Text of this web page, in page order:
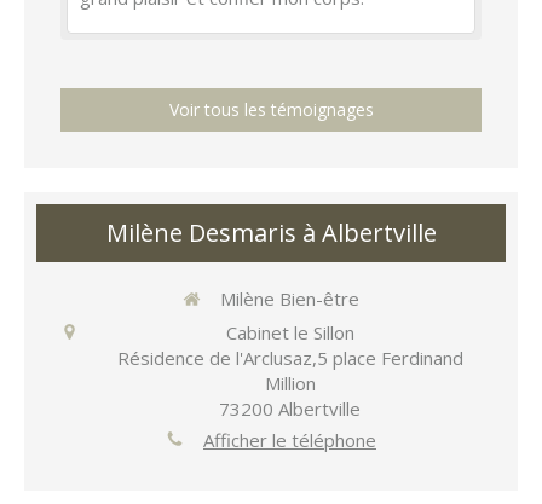
Voir tous les témoignages
Milène Desmaris à Albertville
Milène Bien-être
Cabinet le Sillon
Résidence de l'Arclusaz,5 place Ferdinand
Million
73200 Albertville
Afficher le téléphone